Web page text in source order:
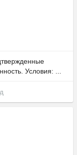
Условия: ...